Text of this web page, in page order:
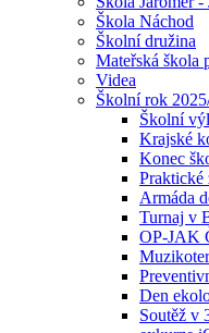
Škola Náchod
Školní družina
Mateřská škola
Videa
Školní rok
Školní
Krajské
Konec
Praktické
Armáda
Turnaj v
OP-JAK
Den
Soutěž v